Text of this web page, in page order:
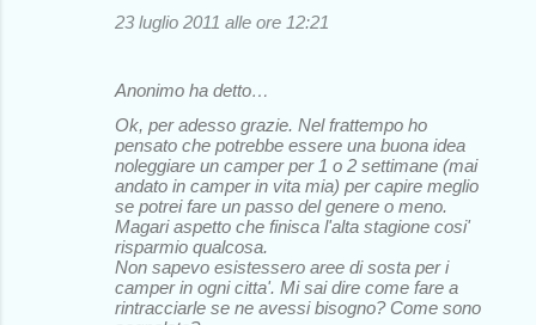
23 luglio 2011 alle ore 12:21
Anonimo ha detto…
Ok, per adesso grazie. Nel frattempo ho
pensato che potrebbe essere una buona idea
noleggiare un camper per 1 o 2 settimane (mai
andato in camper in vita mia) per capire meglio
se potrei fare un passo del genere o meno.
Magari aspetto che finisca l'alta stagione cosi'
risparmio qualcosa.
Non sapevo esistessero aree di sosta per i
camper in ogni citta'. Mi sai dire come fare a
rintracciarle se ne avessi bisogno? Come sono